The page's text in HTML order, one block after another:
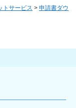
トサービス > 申請書ダウ